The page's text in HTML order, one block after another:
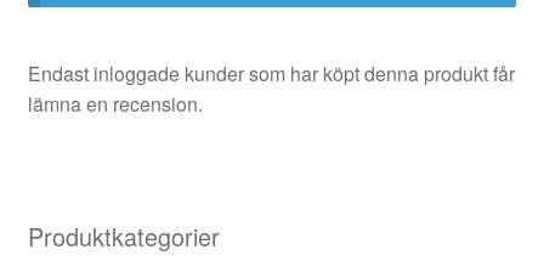
Endast inloggade kunder som har köpt denna produkt får
lämna en recension.
Produktkategorier